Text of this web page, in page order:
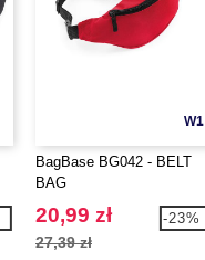
W1
BagBase BG042 - BELT
BAG
20,99 zł
27,39 zł
-23%